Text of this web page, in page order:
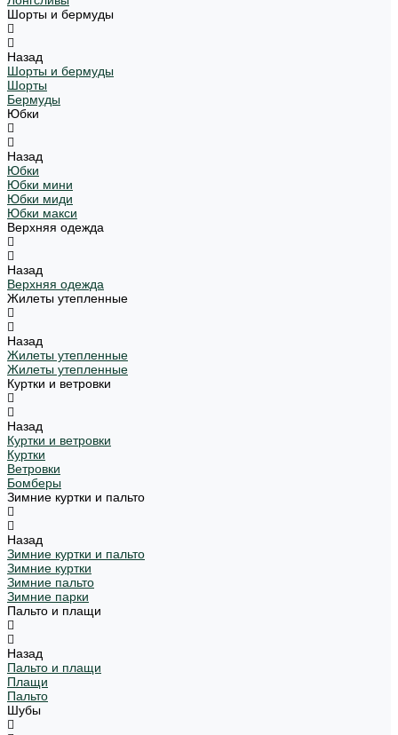
Шорты и бермуды
Назад
Шорты и бермуды
Шорты
Бермуды
Юбки
Назад
Юбки
Юбки мини
Юбки миди
Юбки макси
Верхняя одежда
Назад
Верхняя одежда
Жилеты утепленные
Назад
Жилеты утепленные
Жилеты утепленные
Куртки и ветровки
Назад
Куртки и ветровки
Куртки
Ветровки
Бомберы
Зимние куртки и пальто
Назад
Зимние куртки и пальто
Зимние куртки
Зимние пальто
Зимние парки
Пальто и плащи
Назад
Пальто и плащи
Плащи
Пальто
Шубы